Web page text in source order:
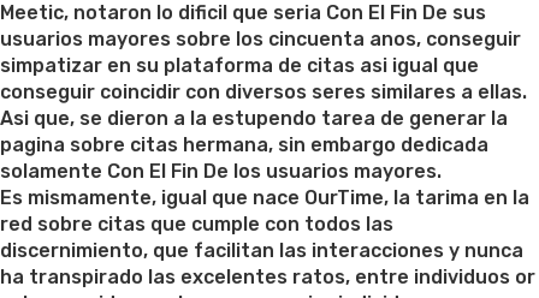
Meetic, notaron lo dificil que seri­a Con El Fin De sus
usuarios mayores sobre los cincuenta anos, conseguir
simpatizar en su plataforma de citas asi igual que
conseguir coincidir con diversos seres similares a ellas.
Asi que, se dieron a la estupendo tarea de generar la
pagina sobre citas hermana, sin embargo dedicada
solamente Con El Fin De los usuarios mayores.
Es mismamente, igual que nace OurTime, la tarima en la
red sobre citas que cumple con todos las
discernimiento, que facilitan las interacciones y nunca
ha transpirado las excelentes ratos, entre individuos or